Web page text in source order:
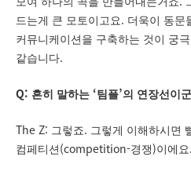
드는게 큰 모토이고요 . 더욱이 동문
커뮤니케이션을 구축하는 것이 궁
같습니다.
Q: 흔히 말하는 ‘팀플’의 연장선이
The Z: 그렇죠. 그렇게 이해하시면
컴페티션 (competition-경쟁)이에요 .